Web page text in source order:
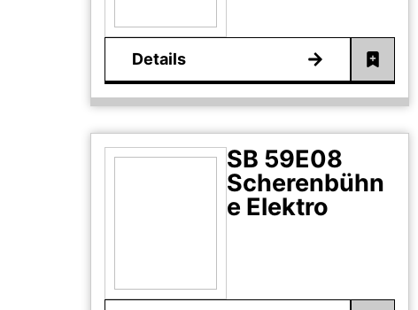
Details
SB 59E08
Scherenbühn
e Elektro